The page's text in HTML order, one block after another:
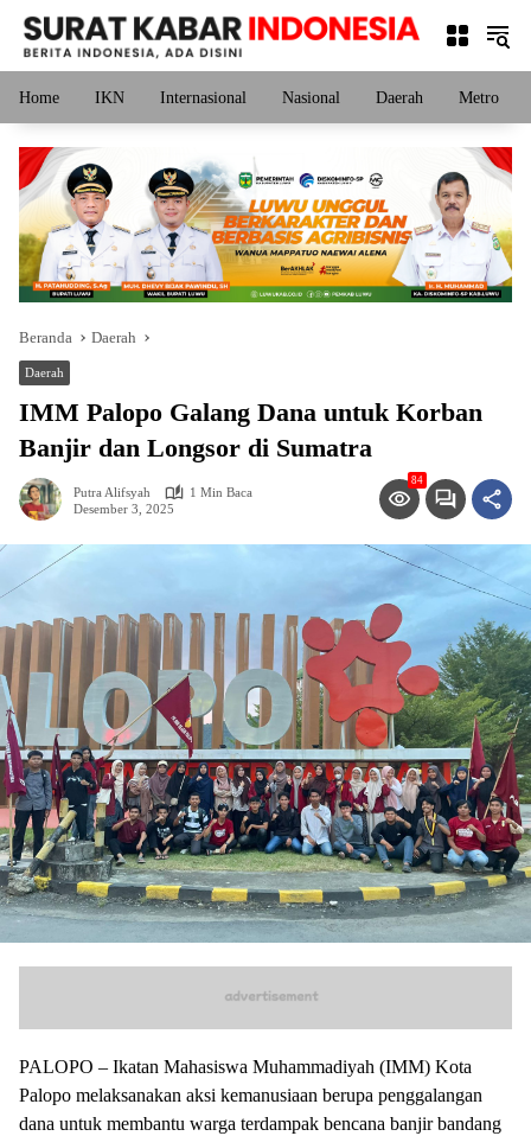
Langsung
konten
Home IKN Internasional Nasional Daerah Metro
Beranda Daerah
Daerah
IMM Palopo Galang Dana untuk Korban
Banjir dan Longsor di Sumatra
Putra Alifsyah
1 Min Baca
Desember 3, 2025
84
PALOPO – Ikatan Mahasiswa Muhammadiyah (IMM) Kota
Palopo melaksanakan aksi kemanusiaan berupa penggalangan
dana untuk membantu warga terdampak bencana banjir bandang